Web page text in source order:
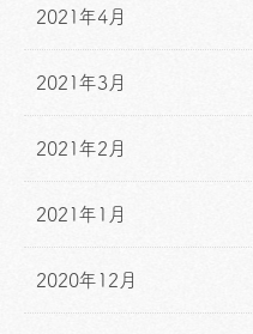
2021年4月
2021年3月
2021年2月
2021年1月
2020年12月